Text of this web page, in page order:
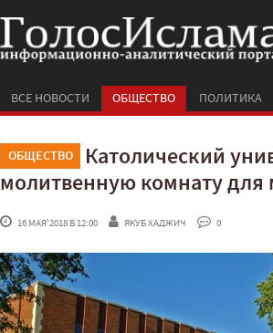
ВСЕ НОВОСТИ ОБЩЕСТВО ПОЛИТИКА
ОБЩЕСТВО
Католический
молитвенную комнату для
16 МАЯ'2018 В 12:00 ЯКУБ ХАДЖИЧ 0